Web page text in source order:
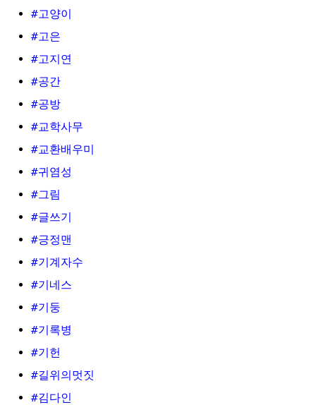
#고양이
#고은
#고지연
#공간
#공방
#교학사무
#교환배우미
#귀염성
#그림
#글쓰기
#긍정맨
#기계자수
#기네스
#기둥
#기록병
#기헌
#길위의멋짓
#김다인